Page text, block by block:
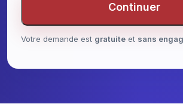
Continuer
Votre demande est gratuite et sans